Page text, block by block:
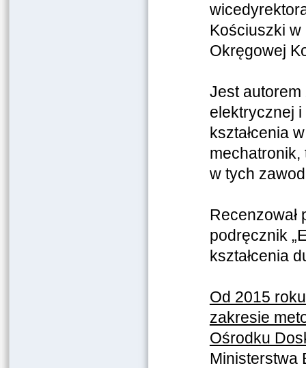
Kościuszki w
Okręgowej
Jest
elektrycznej
kształcenia
w tych
Recenzował
podręcznik
kształcenia
Od 2015
zakresie
Ośrodku
Ministerstwa